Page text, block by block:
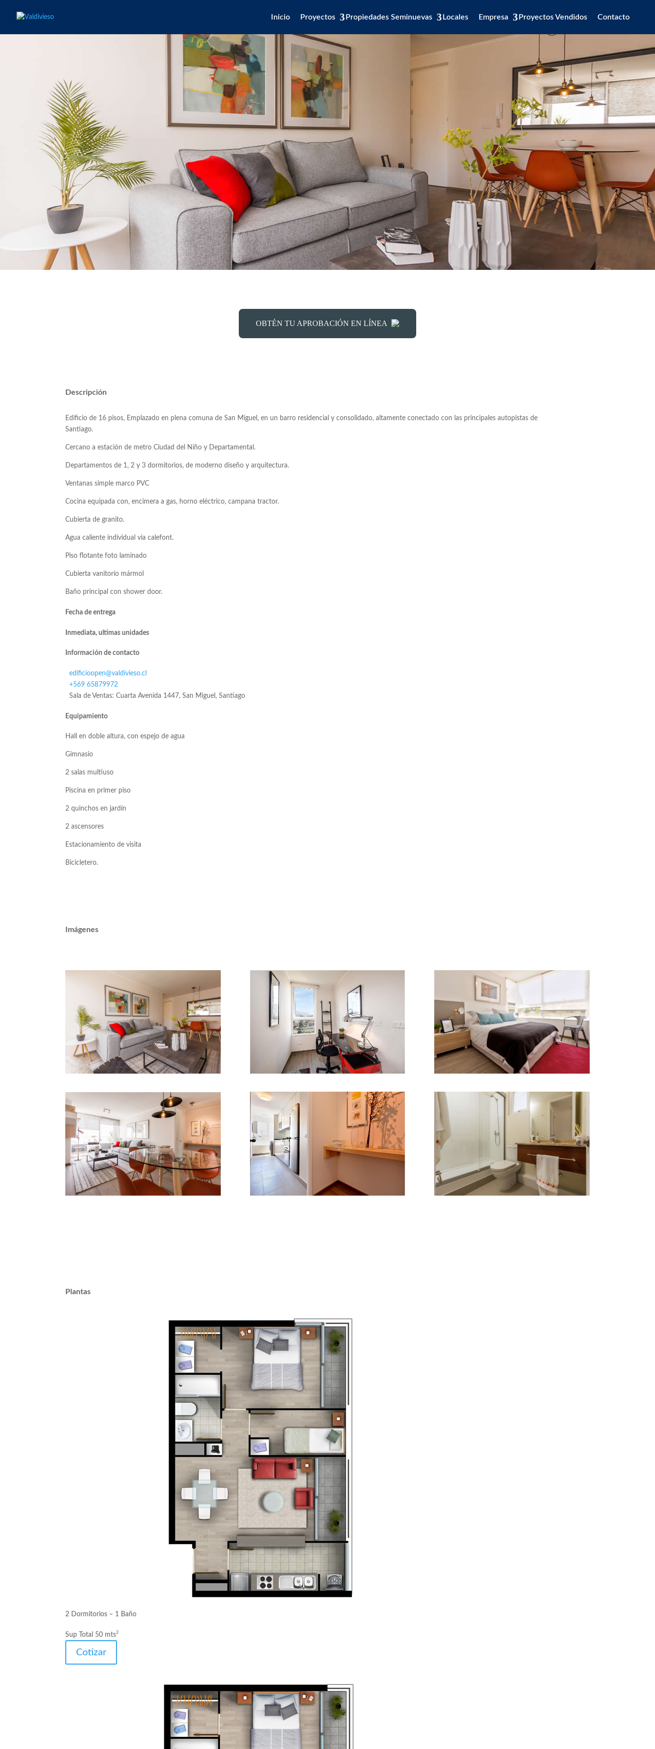
Inicio Proyectos Propiedades Seminuevas Locales Empresa Proyectos Vendidos Contacto
Cuarta avenida 1447, San Miguel,
Desde 2.668 UF Web del proyecto
OBTÉN TU APROBACIÓN EN LÍNEA
Descripción
Edificio de 16 pisos, Emplazado en plena comuna de San Miguel, en un barro residencial y consolidado, altamente conectado con las principales autopistas de
Santiago.
Cercano a estación de metro Ciudad del Niño y Departamental.
Departamentos de 1, 2 y 3 dormitorios, de moderno diseño y arquitectura.
Ventanas simple marco PVC
Cocina equipada con, encimera a gas, horno eléctrico, campana tractor.
Cubierta de granito.
Agua caliente individual via calefont.
Piso flotante foto laminado
Cubierta vanitorio mármol
Baño principal con shower door.
Fecha de entrega
Inmediata, ultimas unidades
Información de contacto
edificioopen@valdivieso.cl
+569 65879972
Sala de Ventas: Cuarta Avenida 1447, San Miguel, Santiago
Equipamiento
Hall en doble altura, con espejo de agua
Gimnasio
2 salas multiuso
Piscina en primer piso
2 quinchos en jardín
2 ascensores
Estacionamiento de visita
Bicicletero.
Imágenes
Plantas
2 Dormitorios – 1 Baño
Sup Total 50 mts2
Cotizar